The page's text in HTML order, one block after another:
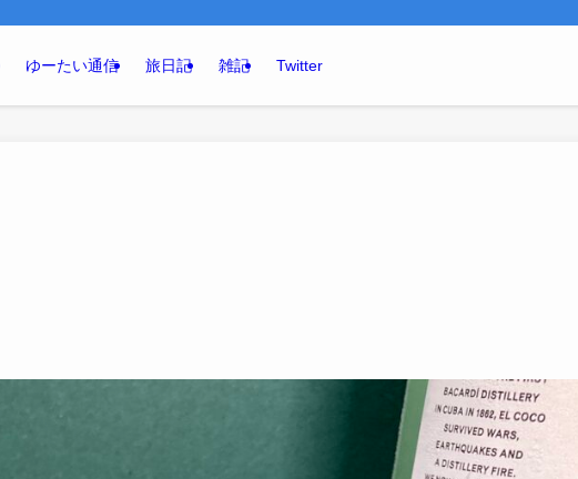
ゆーたい通信 旅日記 雑記 Twitter